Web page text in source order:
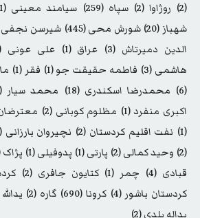
(2)
روژاوا (2) سپاه (259) سیامند معینی (1)
شهباز (20) شورش محی(445) شیرسن نجفی
الدین دمیرتاش (3) عراق (1) علی عونی
هاشمی (3) فاطمه حقیقت جو(1) فقر (1)
(6)
محمدرضا اسکندری (18) محمد سیار (2)
اکبری منفرد (1) مظلوم کوبانی (2)
معترضان
(1)
نفت اقلیم کردستان (2) نچیروان بارزانی (1)
(2)
وحید کمالی(2) پارتی(1) پدوفیلی(1) پژاک
قبادی (4) چمر (1) کتایون جافری (2)
کردستان باشور (4) کرونا (690) گاره (2)
یداله بلدی(2)